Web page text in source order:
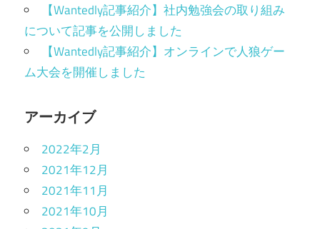
【Wantedly記事紹介】社内勉強会の取り組み
について記事を公開しました
【Wantedly記事紹介】オンラインで人狼ゲー
ム大会を開催しました
アーカイブ
2022年2月
2021年12月
2021年11月
2021年10月